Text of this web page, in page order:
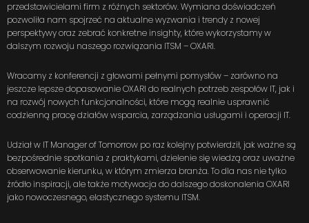
przedstawicielami firm z różnych sektorów. Wymiana doświadczeń
pozwoliła nam spojrzeć na aktualne wyzwania i trendy z nowej
perspektywy oraz zebrać konkretne insighty, które wykorzystamy w
dalszym rozwoju naszego rozwiązania ITSM – OXARI.
Wracamy z konferencji z głowami pełnymi pomysłów – zarówno na
jeszcze lepsze dopasowanie OXARI do realnych potrzeb zespołów IT, jak i
na rozwój nowych funkcjonalności, które mogą realnie usprawnić
codzienną pracę działów wsparcia, zarządzania usługami i operacji IT.
Udział w IT Manager of Tomorrow po raz kolejny potwierdził, jak ważne są
bezpośrednie spotkania z praktykami, dzielenie się wiedzą oraz uważne
obserwowanie kierunku, w którym zmierza branża. To dla nas nie tylko
źródło inspiracji, ale także motywacja do dalszego doskonalenia OXARI
jako nowoczesnego, elastycznego systemu ITSM.